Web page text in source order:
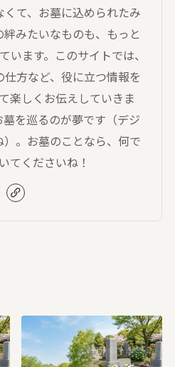
て、お墓に込められたみ
みたいなものも、もっと
います。このサイトでは、
方など、役に立つ情報を
楽しくお伝えしていきま
を巡るのが夢です（デジ
。お墓のことなら、何で
てくださいね！